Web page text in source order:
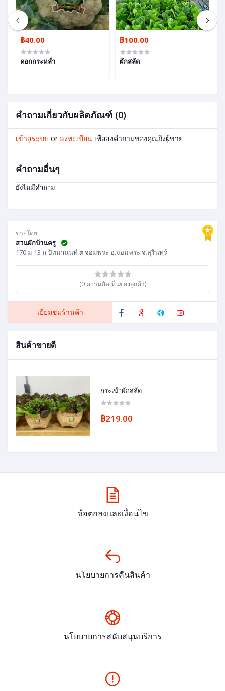
ขายโดย
สวนผักบ้านครู
170 ม.13 ถ.ปัทมานนท์ ต.จอมพระ อ.จอมพระ จ.สุรินทร์
(0 ความคิดเห็นของลูกค้า)
เยี่ยมชมร้านค้า
สินค้าขายดี
กระเช้าผักสลัด
฿219.00
฿40.00
ดอกกระหล่ำ
฿100.00
ผักสลัด
คำถามเกี่ยวกับผลิตภัณฑ์ (0)
เข้าสู่ระบบ or ลงทะเบียน เพื่อส่งคำถามของคุณถึงผู้ขาย
คำถามอื่นๆ
ยังไม่มีคำถาม
ข้อตกลงและเงื่อนไข
นโยบายการคืนสินค้า
นโยบายการสนับสนุนบริการ